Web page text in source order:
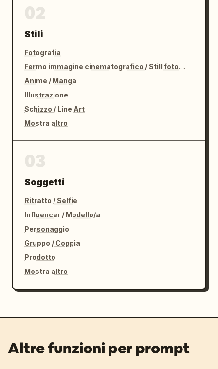
Stili
Fotografia
Fermo immagine cinematografico / Still fotografico
Anime / Manga
Illustrazione
Schizzo / Line Art
Mostra altro
Soggetti
Ritratto / Selfie
Influencer / Modello/a
Personaggio
Gruppo / Coppia
Prodotto
Mostra altro
Altre funzioni per prompt